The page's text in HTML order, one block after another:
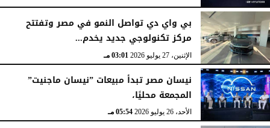
الثلاثاء، 28 يوليو 2026 12:28 مـ
بي واي دي تواصل النمو في مصر وتفتتح
مركز تكنولوجي جديد يخدم...
الإثنين، 27 يوليو 2026 03:01 مـ
نيسان مصر تبدأ مبيعات ”نيسان ماجنيت”
المجمعة محليًا،
الأحد، 26 يوليو 2026 05:54 مـ